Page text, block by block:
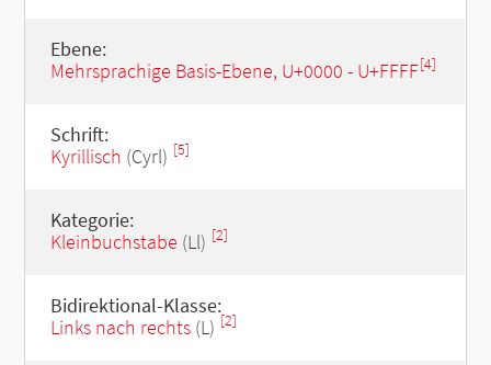
Ebene:
Mehrsprachige Basis-Ebene, U+0000 - U+FFFF[4]
Schrift:
Kyrillisch (Cyrl) [5]
Kategorie:
Kleinbuchstabe (Ll) [2]
Bidirektional-Klasse:
Links nach rechts(L) [2]